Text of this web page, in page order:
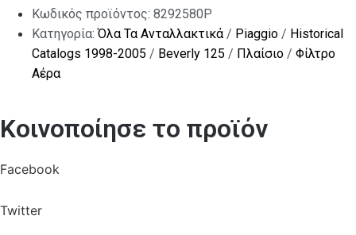
XEVO-
MP3
ποσότητα
Κωδικός προϊόντος: 8292580P
Κατηγορία:Όλα Τα Ανταλλακτικά/ Piaggio / Historical
Catalogs 1998-2005 / Beverly 125 / Πλαίσιο / Φίλτρο
Αέρα
Κοινοποίησε το προϊόν
Facebook
Twitter